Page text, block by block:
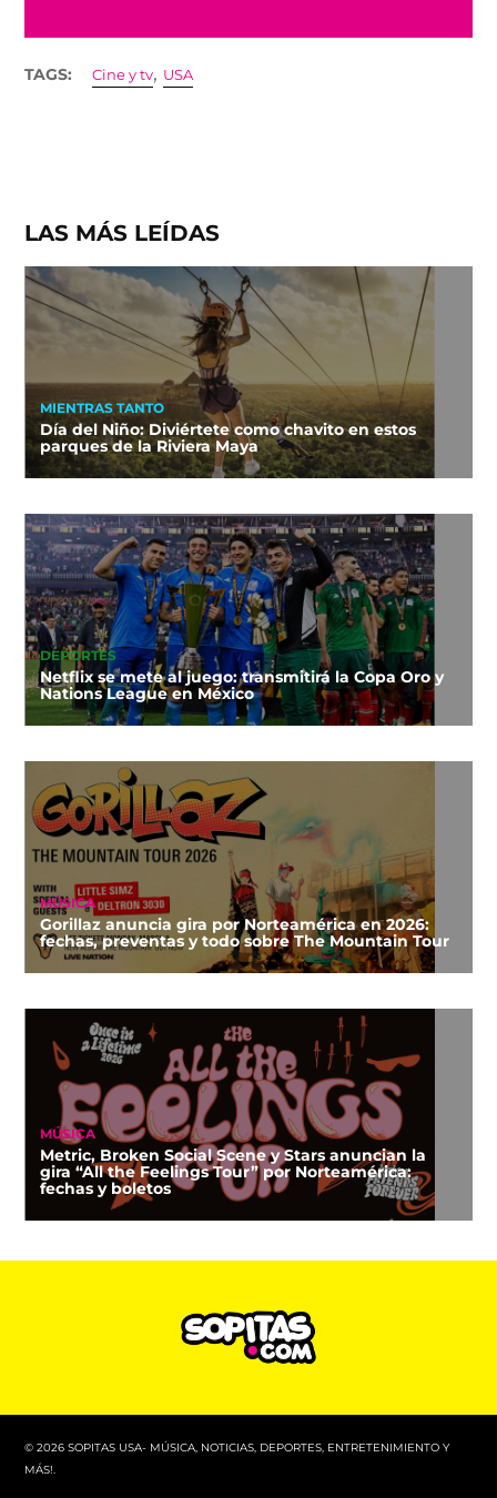
TAGS: Cine y tv, USA
LAS MÁS LEÍDAS
MIENTRAS TANTO
Día del Niño: Diviértete como chavito en estos
parques de la Riviera Maya
DEPORTES
Netflix se mete al juego: transmitirá la Copa Oro y
Nations League en México
MÚSICA
Gorillaz anuncia gira por Norteamérica en 2026:
fechas, preventas y todo sobre The Mountain Tour
MÚSICA
Metric, Broken Social Scene y Stars anuncian la
gira “All the Feelings Tour” por Norteamérica:
fechas y boletos
© 2026 SOPITAS USA- MÚSICA, NOTICIAS, DEPORTES, ENTRETENIMIENTO Y
MÁS!.